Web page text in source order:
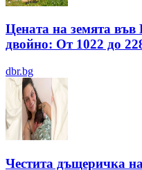
Цената на земята във
двойно: От 1022 до
dbr.bg
Честита дъщеричка